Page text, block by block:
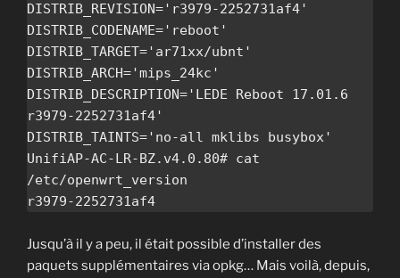
DISTRIB_REVISION='r3979-2252731af4'
DISTRIB_CODENAME='reboot'
DISTRIB_TARGET='ar71xx/ubnt'
DISTRIB_ARCH='mips_24kc'
DISTRIB_DESCRIPTION='LEDE Reboot 17.01.6
r3979-2252731af4'
DISTRIB_TAINTS='no-all mklibs busybox'
UnifiAP-AC-LR-BZ.v4.0.80# cat
/etc/openwrt_version
Jusqu’à il y a peu, il était possible d’installer des
paquets supplémentaires via opkg… Mais voilà, depuis,